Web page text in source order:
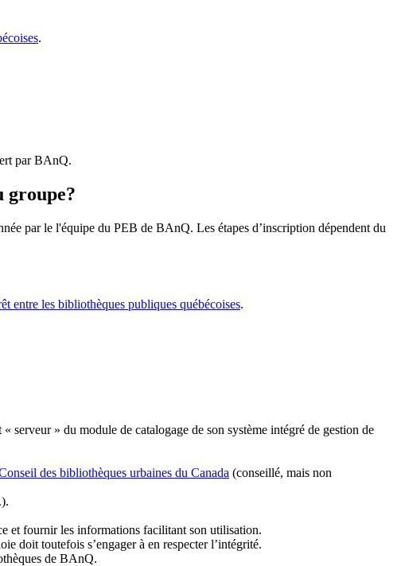
.
par BAnQ.
groupe?
par le l'équipe du PEB de BAnQ. Les étapes d’inscription dépendent du
entre les bibliothèques publiques québécoises.
serveur » du module de catalogage de son système intégré de gestion de
des bibliothèques urbaines du Canada (conseillé, mais non
et fournir les informations facilitant son utilisation.
doit toutefois s’engager à en respecter l’intégrité.
de BAnQ.